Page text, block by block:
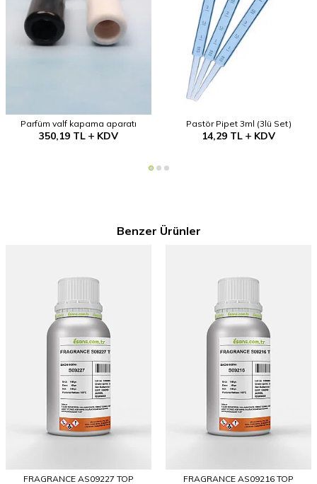
Parfüm valf kapama aparatı
350,19TL KDV
Pastör Pipet 3ml (3lü Set)
14,29 TL KDV
Benzer Ürünler
FRAGRANCE AS09227 TOP FRAGRANCE AS09216 TOP